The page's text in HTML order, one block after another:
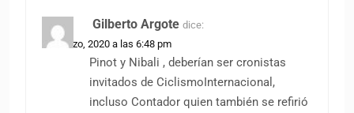
Gilberto Argote dice:
15 marzo, 2020 a las 6:48 pm
Pinot y Nibali , deberían ser cronistas
invitados de CiclismoInternacional,
incluso Contador quien también se refirió